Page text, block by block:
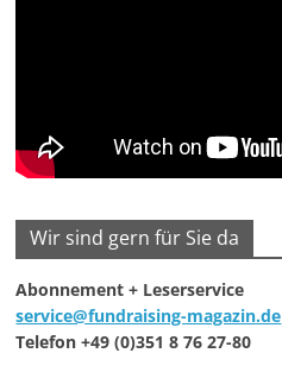
Wir sind gern für Sie da
Abonnement + Leserservice
service@fundraising-magazin.de
Telefon +49 (0)351 8 76 27-80